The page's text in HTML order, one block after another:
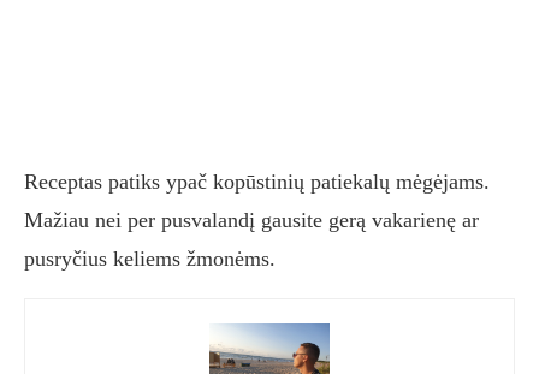
Receptas patiks ypač kopūstinių patiekalų mėgėjams.
Mažiau nei per pusvalandį gausite gerą vakarienę ar
pusryčius keliems žmonėms.